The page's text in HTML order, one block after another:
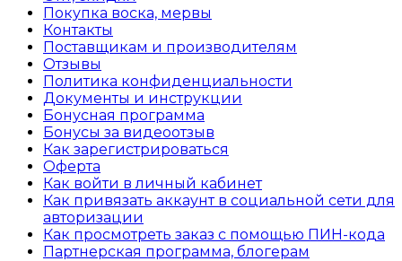
Покупка воска, мервы
Контакты
Поставщикам и производителям
Отзывы
Политика конфиденциальности
Документы и инструкции
Бонусная программа
Бонусы за видеоотзыв
Как зарегистрироваться
Оферта
Как войти в личный кабинет
Как привязать аккаунт в социальной сети для
авторизации
Как просмотреть заказ с помощью ПИН-кода
Партнерская программа, блогерам